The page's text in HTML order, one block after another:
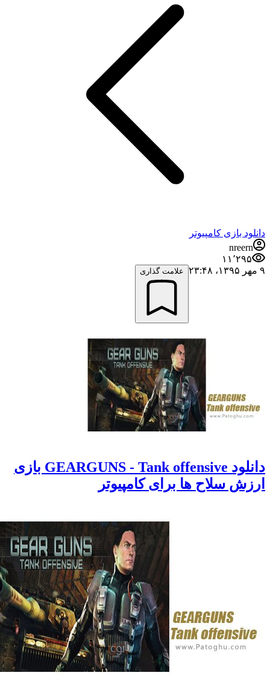
بازی کامپیوتر
علامت گذاری
دانلود GEARGUNS - Tank offensive بازی
سلاح ها برای کامپیوتر